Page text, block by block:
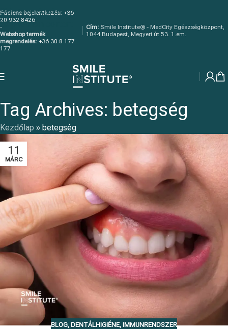
Skip to navigation
Skip to main content
Páciens bejelentkezés: +36
20 932 8426
-
Webshop termék
megrendelés: +36 30 8 177
177
Cím: Smile Institute® - MedCity Egészségközpont,
1044 Budapest, Megyeri út 53. 1.em.
Tag Archives: betegség
Kezdőlap » betegség
11
MÁRC
BLOG, DENTÁLHIGIÉNE, IMMUNRENDSZER